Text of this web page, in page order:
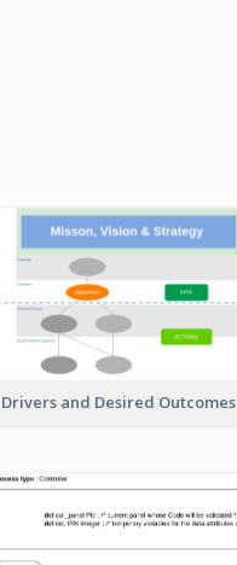
Drivers and Desired Outcomes